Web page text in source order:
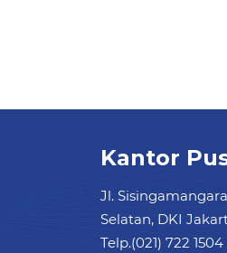
Kantor
Jl.
Selatan, DKI
Telp.(021) 722